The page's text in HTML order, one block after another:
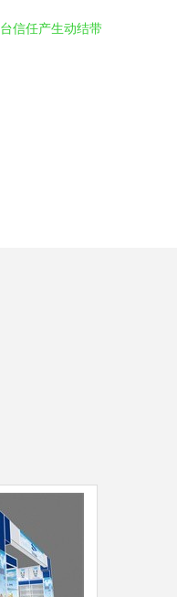
信任产生动结带